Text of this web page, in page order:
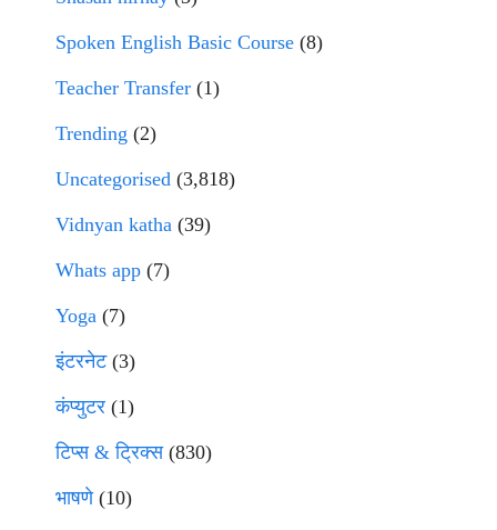
Spoken English Basic Course (8)
Teacher Transfer (1)
Trending (2)
Uncategorised (3,818)
Vidnyan katha (39)
Whats app (7)
Yoga (7)
इंटरनेट(3)
कंप्युटर (1)
टिप्स & ट्रिक्स(830)
भाषणे(10)